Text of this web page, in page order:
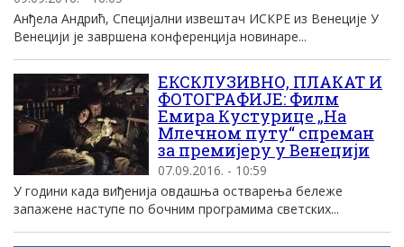
Анђела Андрић, Специјални извештач ИСКРЕ из Венеције У
Венецији је завршена конференција новинаре...
ЕКСКЛУЗИВНО, ПЛАКАТ И
ФОТОГРАФИЈЕ: Филм
Емира Кустурице „На
Млечном путу“ спреман
за премијеру у Венецији
07.09.2016. - 10:59
У години када виђенија овдашња остварења бележе
запажене наступе по бочним програмима светских...